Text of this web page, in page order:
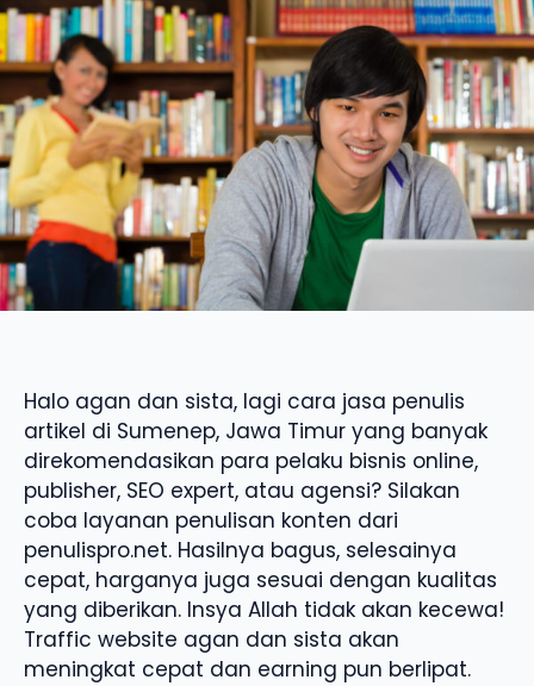
Halo agan dan sista, lagi cara jasa penulis
artikel di Sumenep, Jawa Timur yang banyak
direkomendasikan para pelaku bisnis online,
publisher, SEO expert, atau agensi? Silakan
coba layanan penulisan konten dari
penulispro.net. Hasilnya bagus, selesainya
cepat, harganya juga sesuai dengan kualitas
yang diberikan. Insya Allah tidak akan kecewa!
Traffic website agan dan sista akan
meningkat cepat dan earning pun berlipat.